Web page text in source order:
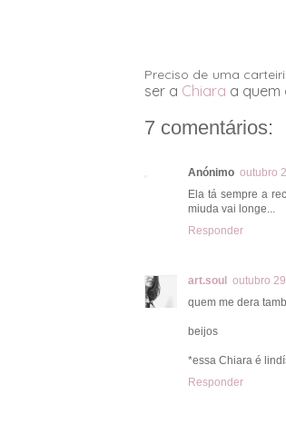
Preciso de uma
ser a Chiara a quem
7 comentários:
Anónimo outubro
Ela tá sempre a
miuda vai longe...
Responder
art.soul outubro
quem me dera
beijos
*essa Chiara é
Responder